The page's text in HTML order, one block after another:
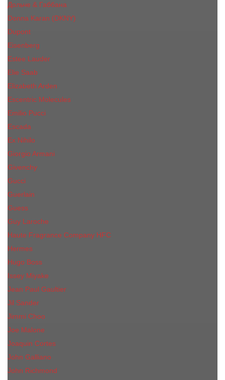
Дольче & Габбана
Donna Karan (DKNY)
Dupont
Eisenberg
Еsteе Lаudеr
Elie Saab
Elizabeth Arden
Escentric Molecules
Emilio Pucci
Escada
Ex Nihilo
Giorgio Armani
Givenchy
Gucci
Guerlain
Guess
Guy Laroche
Haute Fragrance Company HFC
Hermes
Hugo Boss
Issey Miyake
Jean Paul Gaultier
Jil Sander
Jimmi Choo
Jое Malоnе
Joaquin Cortes
John Galliano
John Richmond